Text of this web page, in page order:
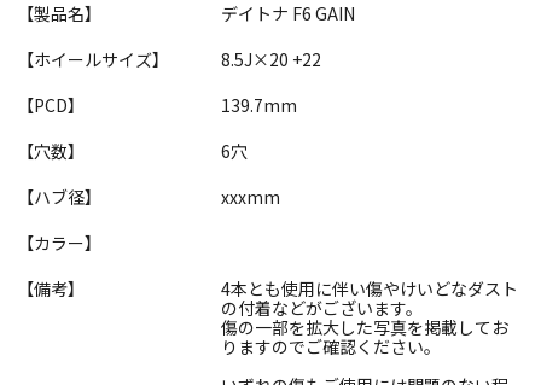
【製品名】
デイトナ F6 GAIN
【ホイールサイズ】
8.5J×20 +22
【PCD】
139.7mm
【穴数】
6穴
【ハブ径】
xxxmm
【カラー】
【備考】
4本とも使用に伴い傷やけいどなダスト
の付着などがございます。
傷の一部を拡大した写真を掲載してお
りますのでご確認ください。